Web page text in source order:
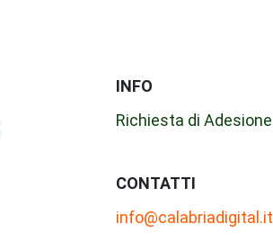
INFO
Richiesta di Adesione
CONTATTI
info@calabriadigital.it